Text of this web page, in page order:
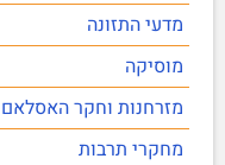
מדעי התזונה
מוסיקה
מזרחנות וחקר האסלאם
מחקרי תרבות